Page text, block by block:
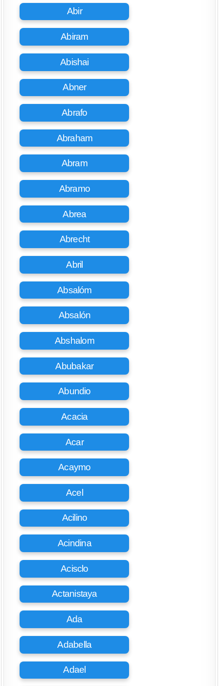
Abir
Abiram
Abishai
Abner
Abrafo
Abraham
Abram
Abramo
Abrea
Abrecht
Abril
Absalóm
Absalón
Abshalom
Abubakar
Abundio
Acacia
Acar
Acaymo
Acel
Acilino
Acindina
Acisclo
Actanistaya
Ada
Adabella
Adael